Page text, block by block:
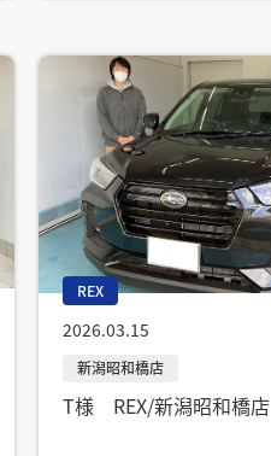
REX
2026.03.15
新潟昭和橋店
T様 REX/新潟昭和橋店